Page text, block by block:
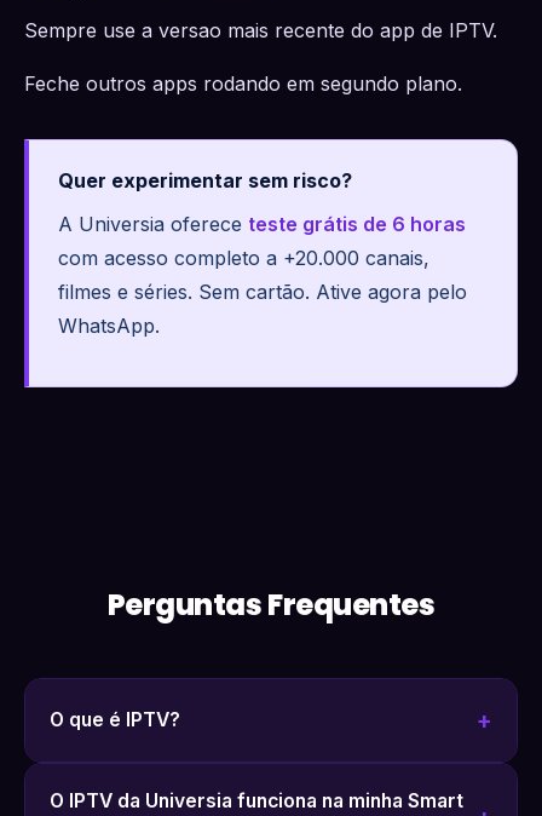
Sempre use a versao mais recente do app de IPTV.
Feche outros apps rodando em segundo plano.
Quer experimentar sem risco?
A Universia oferece teste grátis de 6 horas
com acesso completo a +20.000 canais,
filmes e séries. Sem cartão. Ative agora pelo
WhatsApp.
Perguntas Frequentes
O que é IPTV?
O IPTV da Universia funciona na minha Smart